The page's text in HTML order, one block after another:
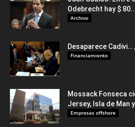
Odebrecht hay $
Archivo
Desaparece Cadivi…
Financiamiento
Mossack Fonseca
Jersey, Isla de Man
Empresas offshore